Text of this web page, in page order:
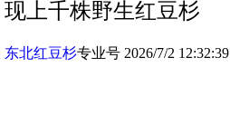
现上千株野生红豆杉
东北红豆杉专业号 2026/7/2 12:32:39